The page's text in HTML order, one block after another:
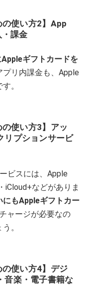
の使い方2】App
課金
ギフトカードを
プリ内課金も、Apple
。
の使い方3】アッ
リプションサービ
ビスには、Apple
iCloud+などがありま
にもAppleギフトカー
ャージが必要なの
。
の使い方4】デジ
音楽・電子書籍な